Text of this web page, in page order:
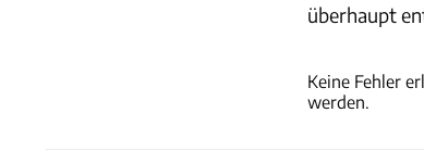
überhaupt
Keine Fehler
werden.